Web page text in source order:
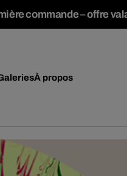
commande – offre
À propos